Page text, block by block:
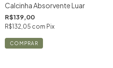
Calcinha Absorvente Luar
R$139,00
R$132,05 com Pix
COMPRAR